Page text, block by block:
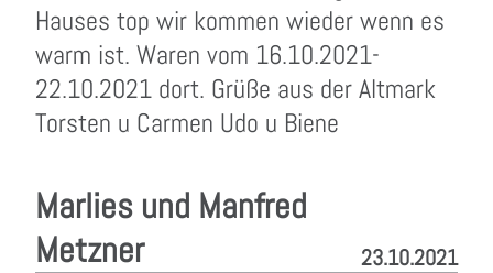
Hauses top wir kommen wieder wenn es
warm ist. Waren vom 16.10.2021-
22.10.2021 dort. Grüße aus der Altmark
Torsten u Carmen Udo u Biene
Marlies und Manfred
Metzner
23.10.2021